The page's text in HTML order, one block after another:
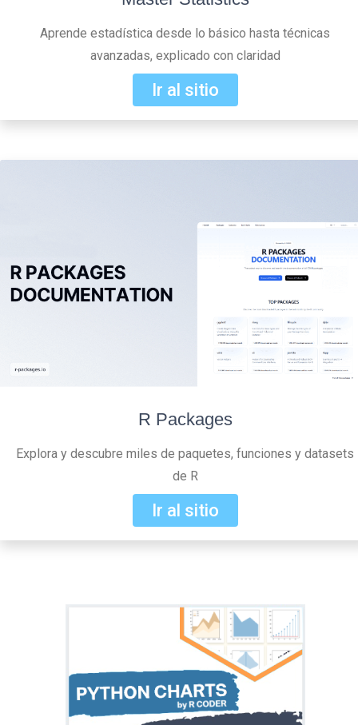
Aprende estadística desde lo básico hasta técnicas
avanzadas, explicado con claridad
Ir al sitio
R Packages
Explora y descubre miles de paquetes, funciones y datasets
de R
Ir al sitio